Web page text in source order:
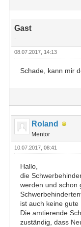
Gast
-
08.07.2017, 14:13
Schade, kann mir
Roland
Mentor
10.07.2017, 08:41
Hallo,
die
werden und schon
ist auch keine gute
Die amtierende
zuständig, dass